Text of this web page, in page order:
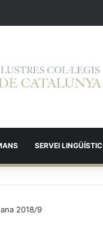
SERVEI LINGÜÍSTIC
2018/9